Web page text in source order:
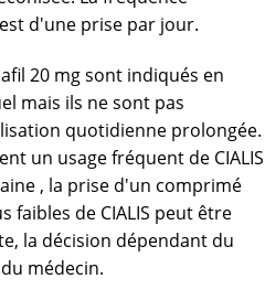
d'une prise par jour.
20 mg sont indiqués en
mais ils ne sont pas
quotidienne prolongée.
un usage fréquent de CIALIS
, la prise d'un comprimé
faibles de CIALIS peut être
la décision dépendant du
médecin.